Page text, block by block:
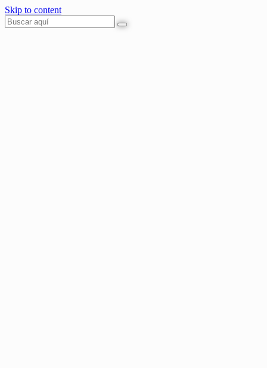
Skip to content